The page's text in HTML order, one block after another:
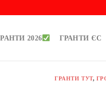
2026 ГРАНТИ ЄС
ГРАНТИ ТУТ,